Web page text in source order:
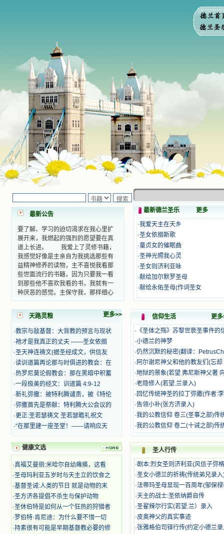
最新公告
小德兰爱心书屋最新公告 有一天，我
做了一个奇怪的梦，至今让我难忘。
书，我用舌头去舔它，觉得有一种甜
味，我就更用力去舔，最后从这本书
里流出活水来了。从那以后，一种想
要了解、学习的迫切渴求在我心里扩
展开来，我燃起的强烈的愿望要在真
道上长进。 我爱上了灵修书籍，
我感觉好像是主亲自为我挑选那些有
益精神修养的读物，主不喜悦我看那
些世面流行的书籍，因为只要我一看
到那些他不喜欢我看的书，我就有一
种厌恶的感觉。主保守我，那样细心
善，这些圣人的作品，渐渐地印在了
汹涌起伏，欣喜不能自已。书中谈到
这些圣人们如何在与主的交往中得到
灵命的更新，德行的馨香如何上达天
庭。啊，在这世上曾住过那么多热心
的圣人，为了传播福音，他们告别亲
人，舍下了他们手中的一切，轻快地
踏上了异国他乡，到没有人知道真神
的世界里去。啊，若不是主的引领，
我可能到死还不认识他们呢！ 我
的心灵从主给我的这些圣人的言行中
选取了最美的色彩；当他们的一生在
奋啊！当我读到他们为主而受人逼
迫、凌辱，为将福音广传而被人追杀
时，我为他们的在天之灵祈祷，我哭
着，为自已的同胞带给他们的苦难而
哀号。我一遍遍地重读那一行行被我
的斑斑泪痕弄得模糊不清的字句，那
些被主的爱火所燃烧而离开家乡来到
中国的传教士，我多么爱你们啊！我
心中流淌着多少感激的泪水。 他
们受苦却觉得喜乐，因为他们爱主，
最新德兰圣乐
更多
·我爱天主在天乡
·圣女依搦斯歌
·童贞女的催眠曲
·圣神光照我心灵
·圣女则济利亚咏
·献给加尔默罗圣母
·献给永佑圣母(作词圣女
天路灵粮 更多>>
·教宗与敌基督：大背教的预言与现状
·祂才是我真正的丈夫 ——圣女依搦
·圣天神连祷文(据圣经成文，供信友
·读训道篇再论那与时俱进的教会：在
·热罗尼莫论假教会：那在黑暗中积蓄
·一段极美的经文：训道篇 4:9-12
·新礼弥撒：被特利腾谴责，被《特伦
·弥撒首先是祭献：特利腾大公会议的
·更正:圣若瑟祷文 圣若瑟瞻礼祝文
·“在那里建一座圣堂！——请响应天
信仰生活
更
· 《圣体之殇》苏黎世亵圣事件的
·小德兰的神梦
·仍然沉默的秘密(翻译：
· 阿尔谢尼神父和他的教友们(忘却
·地狱的景象(若望.弗尼斯神父著
·老隐修人(若望.兰录入)
· 回忆传统神圣的拉丁弥撒(作者:
·告领小补(张方济录入)
·我的公教信仰 卷三(圣事之部)传
·我的公教信仰 卷二(十诫之部)传
健康文选
·真福艾曼丽:米哈尔自幼瘫痪，这看
·圣母玛利亚五岁时与天主立的饮食之
·基督圣诫:人类的节日 就是动物的末
·圣方济各提倡不杀生与保护动物
·圣休伯特是如何从一个狂热的狩猎者
·罗伯特·肯尼迪：为什么要不惜一切
·持素很有可能是早期基督教必要的修
圣人行传
·剧本:烈女圣则济利亚(风信子弥
·圣女小德兰的祈祷(传统弟兄录入
·法蒂玛圣母显现一百周年(邹保
·天主的战士:圣依纳爵自传
·圣翟辣尔行实(若望.兰）录入
·皮奥神父的真实事迹
·张雅格伯司铎行传(约定小德兰